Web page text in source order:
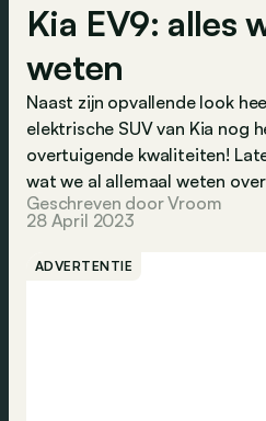
Kia EV9: alles
weten
Naast zijn opvallende look
elektrische SUV van Kia nog
overtuigende kwaliteiten!
wat we al allemaal weten
Geschreven door Vroom
28 April 2023
ADVERTENTIE